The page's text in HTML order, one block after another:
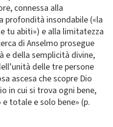
connessa alla
profondità insondabile («la
tu abiti») e alla limitatezza
di Anselmo prosegue
e della semplicità divine,
delle tre persone
ascesa che scopre Dio
in cui si trova ogni bene,
e totale e solo bene» (p.